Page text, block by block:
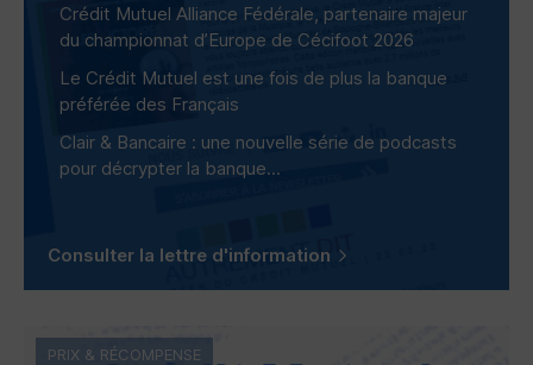
Crédit Mutuel Alliance Fédérale, partenaire majeur
du championnat d’Europe de Cécifoot 2026
Le Crédit Mutuel est une fois de plus la banque
préférée des Français
Clair & Bancaire : une nouvelle série de podcasts
pour décrypter la banque...
Consulter la lettre d'information
PRIX & RÉCOMPENSE